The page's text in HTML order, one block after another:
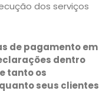
dos serviços
de pagamento em
dentro
tanto os
seus clientes